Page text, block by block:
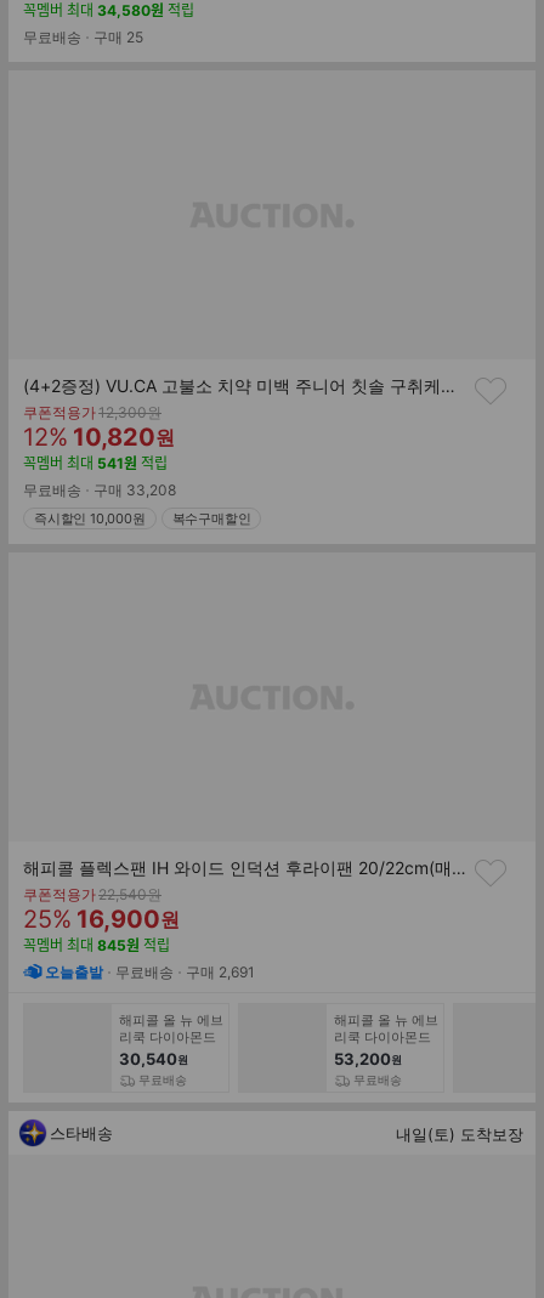
인
률
매
가
꼭멤버 최대 34,580원 적립
무료배송
구매 25
(4+2증정) VU.CA 고불소 치약 미백 주니어 칫솔 구취케어 모음
쿠폰적용가기
존
가
12,300원
할
인
률
12% 판
매
가
10,820원
꼭멤버 최대 541원 적립
무료배송
구매 33,208
즉시할인 10,000원 복수구매할인
해피콜 플렉스팬 IH 와이드 인덕션 후라이팬 20/22cm(매트블랙/피스타치오 그린)
쿠폰적용가기
존
가
22,540원
할
인
률
25% 판
매
가
16,900원
꼭멤버 최대 845원 적립
오늘출발
무료배송 구매 2,691
해피콜 올 뉴 에브
리쿡 다이아몬드
IH 인덕션 궁중팬
28cm
30,540원
무료배송
해피콜 올 뉴 에브
리쿡 다이아몬드
IH 인덕션 후라이
팬 2종 B세트(28
팬+28웍)
53,200원
무료배송
스타배송 내일(토) 도착보장